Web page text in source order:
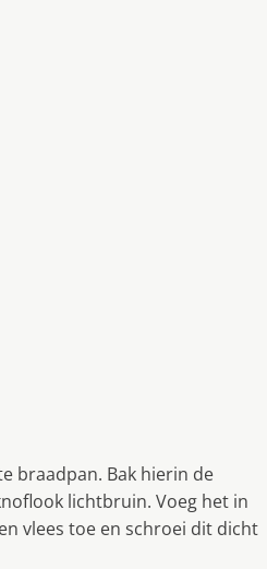
braadpan. Bak hierin de
lichtbruin. Voeg het in
vlees toe en schroei dit dicht